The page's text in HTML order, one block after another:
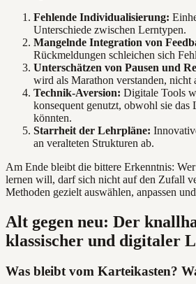
Fehlende Individualisierung:
Unterschiede zwischen Lerntypen.
Mangelnde Integration von
Rückmeldungen schleichen sich
Unterschätzen von Pausen und
wird als Marathon verstanden, nicht
Technik-Aversion: Digitale Tools
konsequent genutzt, obwohl sie das
könnten.
Starrheit der Lehrpläne:
an veralteten Strukturen ab.
Am Ende bleibt die bittere Erkenntnis:
lernen will, darf sich nicht auf den Zufall
Methoden gezielt auswählen, anpassen
Alt gegen neu: Der
klassischer und digitaler
Was bleibt vom Karteikasten?